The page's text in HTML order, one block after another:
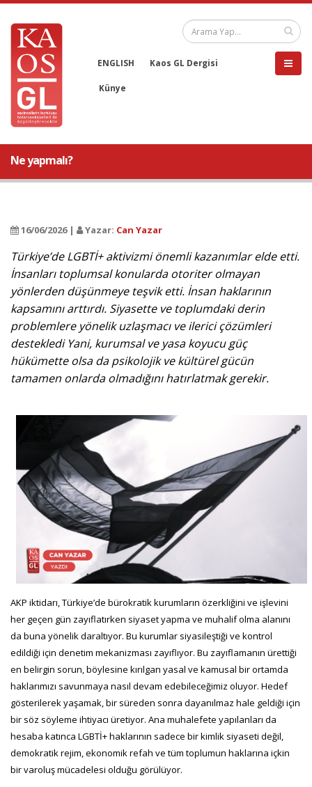
ENGLISH Kaos GL Dergisi
Künye
Ne yapmalı?
16/06/2026 | Yazar: Can Yazar
Türkiye’de LGBTİ+ aktivizmi önemli kazanımlar elde etti.
İnsanları toplumsal konularda otoriter olmayan
yönlerden düşünmeye teşvik etti. İnsan haklarının
kapsamını arttırdı. Siyasette ve toplumdaki derin
problemlere yönelik uzlaşmacı ve ilerici çözümleri
destekledi Yani, kurumsal ve yasa koyucu güç
hükümette olsa da psikolojik ve kültürel gücün
tamamen onlarda olmadığını hatırlatmak gerekir.
AKP iktidarı, Türkiye’de bürokratik kurumların özerkliğini ve işlevini
her geçen gün zayıflatırken siyaset yapma ve muhalif olma alanını
da buna yönelik daraltıyor. Bu kurumlar siyasileştiği ve kontrol
edildiği için denetim mekanizması zayıflıyor. Bu zayıflamanın ürettiği
en belirgin sorun, böylesine kırılgan yasal ve kamusal bir ortamda
haklarımızı savunmaya nasıl devam edebileceğimiz oluyor. Hedef
gösterilerek yaşamak, bir süreden sonra dayanılmaz hale geldiği için
bir söz söyleme ihtiyacı üretiyor. Ana muhalefete yapılanları da
hesaba katınca LGBTİ+ haklarının sadece bir kimlik siyaseti değil,
demokratik rejim, ekonomik refah ve tüm toplumun haklarına içkin
bir varoluş mücadelesi olduğu görülüyor.